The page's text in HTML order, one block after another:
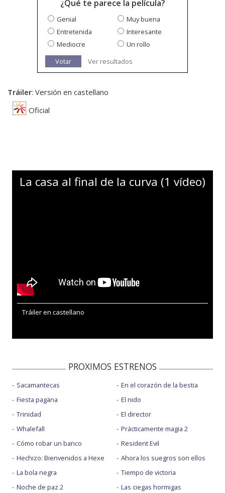
¿Qué te parece la película?
Genial
Muy buena
Entretenida
Interesante
Mediocre
Un rollo
Votar
Ver resultados
Tráiler: Versión en castellano
Oficial
La casa al final de la curva (1 vídeo)
Tráiler en castellano
PROXIMOS ESTRENOS
Sacamantecas
Fiesta pagäna
Trinidad
Whalefall
Cómo robar un banco
Hechizo: Bienvenidos a Hexe
La bola negra
Noche de paz 2
En el corazón de la bestia
El nido
El director
Prácticamente magia 2
Resident Evil
Ahora los suegros son ellos
Tiempo de victoria
Las ciegas hormigas